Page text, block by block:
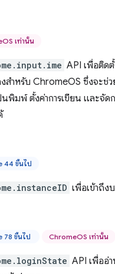
เท่านั้น
API เพื่อติด
สำหรับ ChromeOS ซึ่งจะช่
พิมพ์ ตั้งค่าการเขียน และจัด
44 ขึ้นไป
เพื่อเข้าถึง
78 ขึ้นไป ChromeOS เท่านั้น
API เพื่ออ่